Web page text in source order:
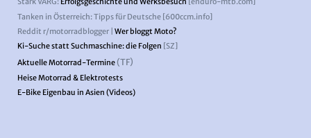
Tanken in Österreich: Tipps für Deutsche [600ccm.info]
Reddit r/motorradblogger | Wer bloggt Moto?
Ki-Suche statt Suchmaschine: die Folgen [SZ]
Aktuelle Motorrad-Termine(TF)
Heise Motorrad & Elektrotests
E-Bike Eigenbau in Asien (Videos)